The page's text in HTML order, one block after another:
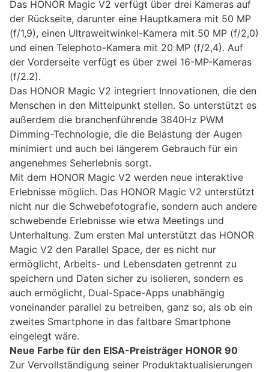
Das HONOR Magic V2 verfügt über drei Kameras auf
der Rückseite, darunter eine Hauptkamera mit 50 MP
(f/1,9), einen Ultraweitwinkel-Kamera mit 50 MP (f/2,0)
und einen Telephoto-Kamera mit 20 MP (f/2,4). Auf
der Vorderseite verfügt es über zwei 16-MP-Kameras
(f/2.2).
Das HONOR Magic V2 integriert Innovationen, die den
Menschen in den Mittelpunkt stellen. So unterstützt es
außerdem die branchenführende 3840Hz PWM
Dimming-Technologie, die die Belastung der Augen
minimiert und auch bei längerem Gebrauch für ein
angenehmes Seherlebnis sorgt.
Mit dem HONOR Magic V2 werden neue interaktive
Erlebnisse möglich. Das HONOR Magic V2 unterstützt
nicht nur die Schwebefotografie, sondern auch andere
schwebende Erlebnisse wie etwa Meetings und
Unterhaltung. Zum ersten Mal unterstützt das HONOR
Magic V2 den Parallel Space, der es nicht nur
ermöglicht, Arbeits- und Lebensdaten getrennt zu
speichern und Daten sicher zu isolieren, sondern es
auch ermöglicht, Dual-Space-Apps unabhängig
voneinander parallel zu betreiben, ganz so, als ob ein
zweites Smartphone in das faltbare Smartphone
eingelegt wäre.
Neue Farbe für den EISA-Preisträger HONOR 90
Zur Vervollständigung seiner Produktaktualisierungen